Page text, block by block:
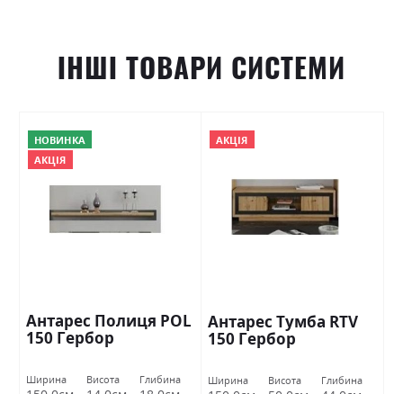
ІНШІ ТОВАРИ СИСТЕМИ
НОВИНКА
АКЦІЯ
Антарес Полиця POL
150 Гербор
Ширина Висота Глибина
АКЦІЯ
Антарес Тумба RTV
150 Гербор
Ширина Висота Глибина